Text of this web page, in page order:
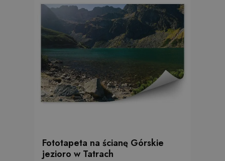
Fototapeta na ścianę Górskie
jezioro w Tatrach